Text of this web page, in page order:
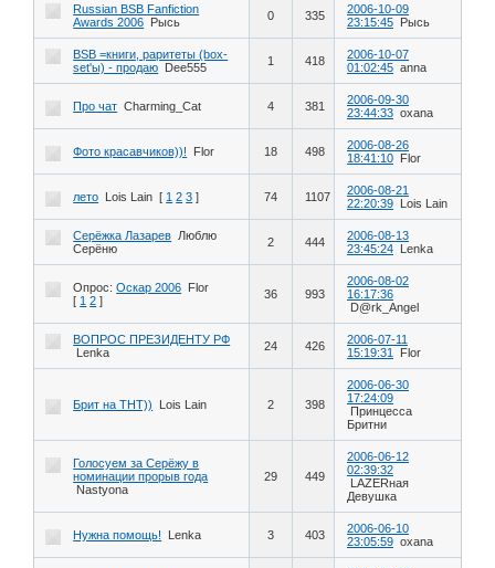
Russian BSB Fanfiction
Awards 2006
Рысь 0 335
2006-10-09
23:15:45
Рысь
BSB =книги, раритеты (box-
set'ы) - продаю
Dee555 1 418
2006-10-07
01:02:45 anna
Про чат Charming_Cat 4 381
2006-09-30
23:44:33 oxana
Фото красавчиков))! Flor 18 498
2006-08-26
18:41:10
Flor
лето Lois Lain [ 1 2 3 ] 74 1107
2006-08-21
22:20:39
Lois Lain
Серёжка Лазарев Люблю
Серёню
2 444
2006-08-13
23:45:24
Lenka
Опрос: Оскар 2006
Flor
[ 1 2 ] 36 993
2006-08-02
16:17:36
D@rk_Angel
ВОПРОС ПРЕЗИДЕНТУ РФ
Lenka
24 426
2006-07-11
15:19:31
Flor
Брит на ТНТ)) Lois Lain 2 398
2006-06-30
17:24:09
Принцесса
Бритни
Голосуем за Серёжу в
номинации прорыв года
Nastyona
29 449
2006-06-12
02:39:32
LAZERная
Девушка
Нужна помощь! Lenka 3 403
2006-06-10
23:05:59 oxana